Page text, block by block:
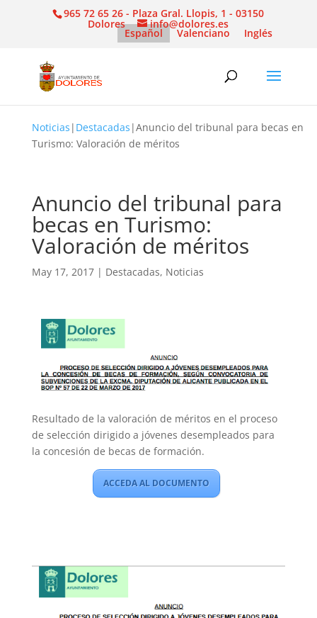
965 72 65 26 - Plaza Gral. Llopis, 1 - 03150
Dolores info@dolores.es
Español Valenciano Inglés
Noticias | Destacadas |Anuncio del tribunal para becas en
Turismo: Valoración de méritos
Anuncio del tribunal para
becas en Turismo:
Valoración de méritos
May 17, 2017| Destacadas, Noticias
Resultado de la valoración de méritos en el proceso
de selección dirigido a jóvenes desempleados para
la concesión de becas de formación.
ACCEDA AL DOCUMENTO